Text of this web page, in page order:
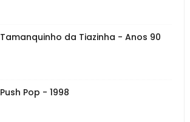
Tamanquinho da Tiazinha - Anos 90
Push Pop - 1998